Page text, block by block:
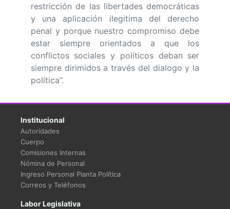
restricción de las libertades democráticas
y una aplicación ilegitima del derecho
penal y porque nuestro compromiso debe
estar siempre orientados a que los
conflictos sociales y políticos deban ser
siempre dirimidos a través del dialogo y la
política”.
Institucional
Autoridades
Cuerpo
Comisiones Internas
Nómina de Personal
Ingreso Personal Planta Política
Correos y Teléfonos
Labor Legislativa